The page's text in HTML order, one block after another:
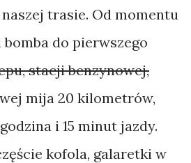
trasie. Od momentu
do pierwszego
stacji benzynowej,
mija 20 kilometrów,
i 15 minut jazdy.
kofola, galaretki w